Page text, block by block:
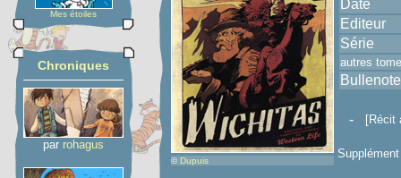
Mes étoiles
Chroniques
par rohagus
© Dupuis
Date
Editeur
Série
autres
Bullenote
- [Récit